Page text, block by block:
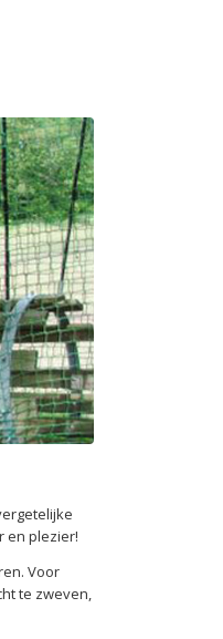
en plezier!
Voor
te zweven,